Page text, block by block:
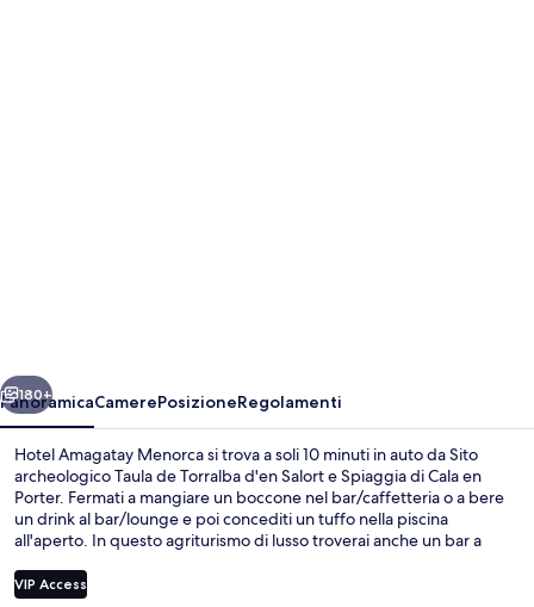
Avanti
180+
PanoramicaCamerePosizioneRegolamenti
Hotel Amagatay Menorca si trova a soli 10 minuti in auto da Sito
archeologico Taula de Torralba d'en Salort e Spiaggia di Cala en
Porter. Fermati a mangiare un boccone nel bar/caffetteria o a bere
un drink al bar/lounge e poi concediti un tuffo nella piscina
all'aperto. In questo agriturismo di lusso troverai anche un bar a
VIP Access